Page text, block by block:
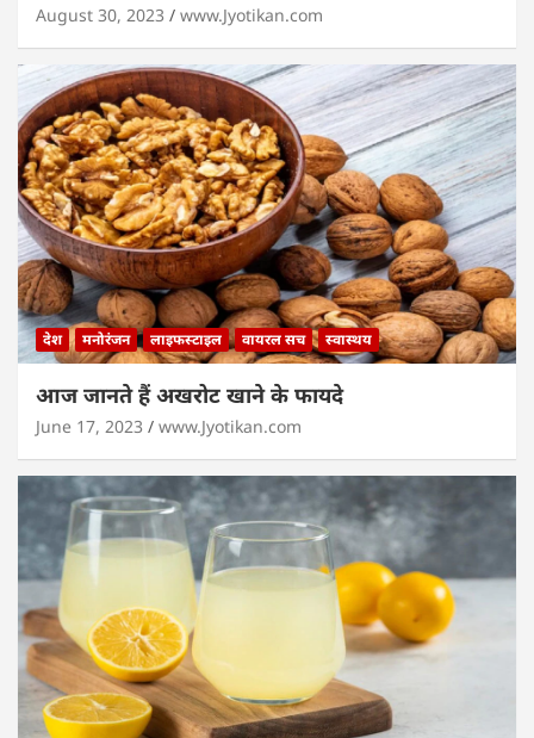
August 30, 2023 www.Jyotikan.com
देश मनोरंजन लाइफस्टाइल वायरल सच स्वास्थय
आज जानते हैं अखरोट खाने के फायदे
June 17, 2023 www.Jyotikan.com